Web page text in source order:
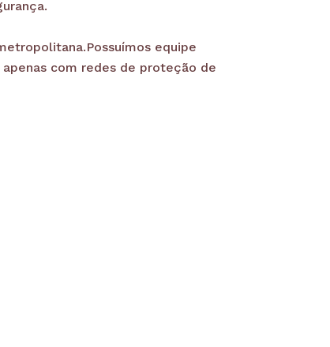
equipe
com redes de proteção de